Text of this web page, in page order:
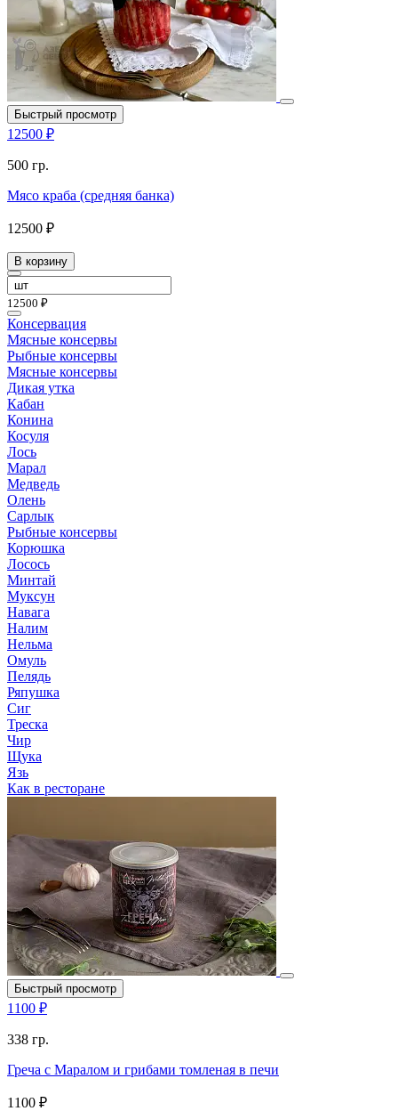
Быстрый просмотр
12500 ₽
500 гр.
Мясо краба (средняя банка)
12500 ₽
В корзину
12500 ₽
Консервация
Мясные консервы
Рыбные консервы
Мясные консервы
Дикая утка
Кабан
Конина
Косуля
Лось
Марал
Медведь
Олень
Сарлык
Рыбные консервы
Корюшка
Лосось
Минтай
Муксун
Навага
Налим
Нельма
Омуль
Пелядь
Ряпушка
Сиг
Треска
Чир
Щука
Язь
Как в ресторане
Быстрый просмотр
1100 ₽
338 гр.
Греча с Маралом и грибами томленая в печи
1100 ₽